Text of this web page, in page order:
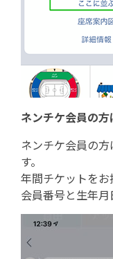
ネンチケ会員の
ネンチケ会員の
す。
年間チケットを
会員番号と生年月